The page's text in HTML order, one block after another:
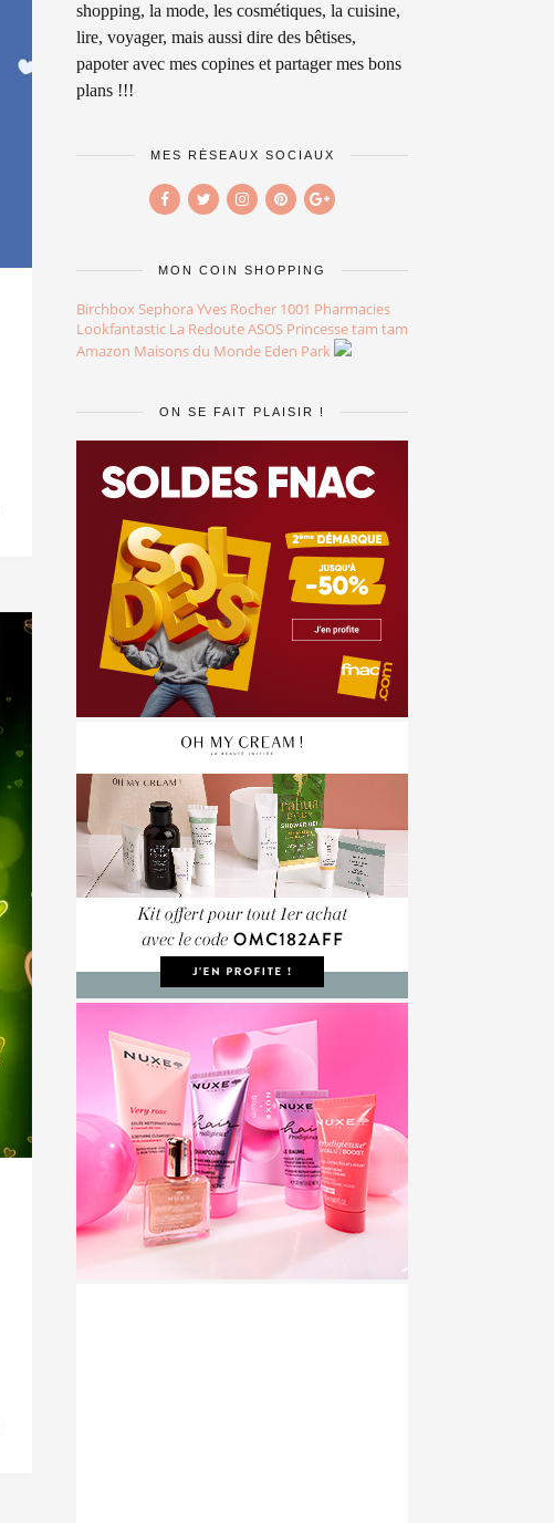
shopping, la mode, les cosmétiques, la cuisine,
lire, voyager, mais aussi dire des bêtises,
papoter avec mes copines et partager mes bons
plans !!!
MES RÉSEAUX SOCIAUX
MON COIN SHOPPING
Birchbox Sephora Yves Rocher 1001 Pharmacies
Lookfantastic La RedouteASOS Princesse tam tam
Amazon Maisons du Monde Eden Park
ON SE FAIT PLAISIR !